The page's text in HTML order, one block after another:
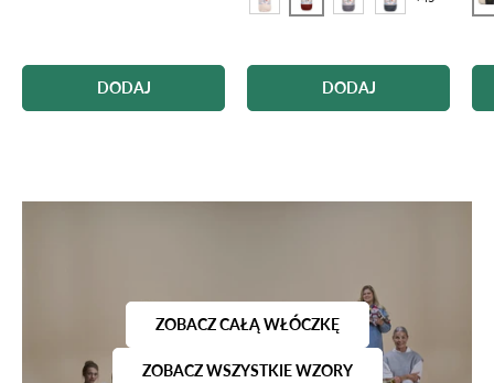
DODAJ
102 piaskowy103 Rust Rød 106 ciemnoszary
DODAJ
ZOBACZ CAŁĄ WŁÓCZKĘ
ZOBACZ WSZYSTKIE WZORY